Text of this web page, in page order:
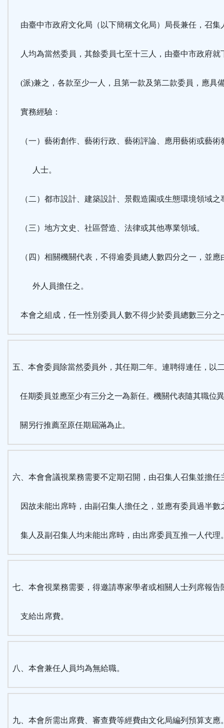
由臺中市政府文化局（以下簡稱文化局）局長兼任，召集
人均為當然委員，其餘委員七至十三人，由臺中市政府就
(派)兼之，各款至少一人，且第一款及第二款委員，應具
實務經驗：
（一）藝術創作、藝術行政、藝術評論、應用藝術或藝術
人士。
（二）都市設計、建築設計、景觀造園或生態環境領域之
（三）地方文史、社區營造、法律或其他專業領域。
（四）相關機關代表，不得逾委員總人數四分之一，並應
外人員擔任之。
本會之組成，任一性別委員人數不得少於委員總數三分之
五、本會委員除當然委員外，其任期二年。連聘得連任，以
任期委員並應至少有三分之一為新任。機關代表隨其職位
關另行推薦至原任期屆滿為止。
六、本會會議視業務需要不定期召開，由召集人召集並擔任
因故未能出席時，由副召集人擔任之，並應有委員過半數
集人及副召集人均未能出席時，由出席委員互推一人代理
七、本會視業務需要，得邀請專家學者或相關人士列席報告
支給出席費。
八、本會兼任人員均為無給職。
九、本會所需出席費、審查費等經費由文化局編列預算支應